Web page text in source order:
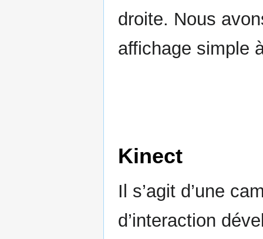
droite. Nous
affichage simple
Kinect
Il s’agit d’une
d’interaction